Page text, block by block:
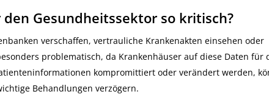
Gesundheitssektor so kritisch?
verschaffen, vertrauliche Krankenakten einsehen oder
problematisch, da Krankenhäuser auf diese Daten für
kompromittiert oder verändert werden,
Behandlungen verzögern.